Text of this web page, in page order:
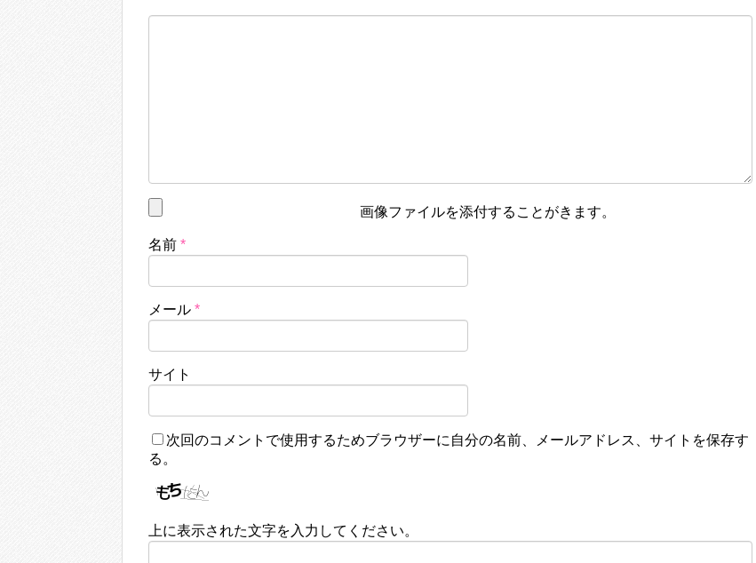
画像ファイルを添付することがきます。
名前 *
メール *
サイト
次回のコメントで使用するためブラウザーに自分の名前、メールアドレス、サイトを保存す
る。
上に表示された文字を入力してください。